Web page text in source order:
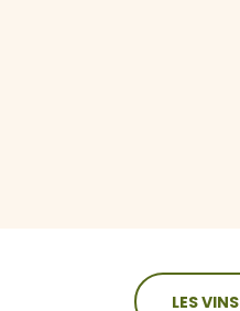
LES VINS